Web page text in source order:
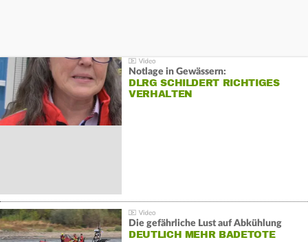
Notlage in Gewässern:
DLRG SCHILDERT RICHTIGES
VERHALTEN
Die gefährliche Lust auf Abkühlung
DEUTLICH MEHR BADETOTE